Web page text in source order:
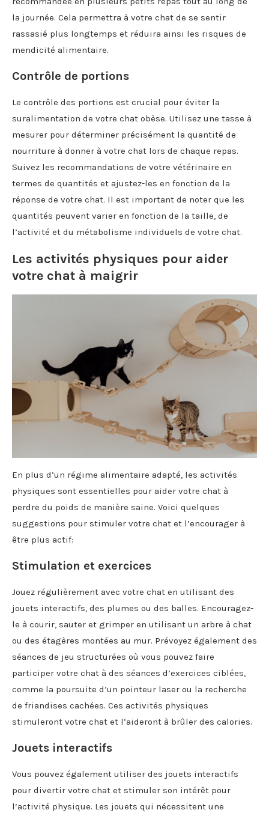
la journée. Cela permettra à votre chat de se sentir
rassasié plus longtemps et réduira ainsi les risques de
mendicité alimentaire.
Contrôle de portions
Le contrôle des portions est crucial pour éviter la
suralimentation de votre chat obèse. Utilisez une tasse à
mesurer pour déterminer précisément la quantité de
nourriture à donner à votre chat lors de chaque repas.
Suivez les recommandations de votre vétérinaire en
termes de quantités et ajustez-les en fonction de la
réponse de votre chat. Il est important de noter que les
quantités peuvent varier en fonction de la taille, de
l’activité et du métabolisme individuels de votre chat.
Les activités physiques pour aider
votre chat à maigrir
En plus d’un régime alimentaire adapté, les activités
physiques sont essentielles pour aider votre chat à
perdre du poids de manière saine. Voici quelques
suggestions pour stimuler votre chat et l’encourager à
être plus actif:
Stimulation et exercices
Jouez régulièrement avec votre chat en utilisant des
jouets interactifs, des plumes ou des balles. Encouragez-
le à courir, sauter et grimper en utilisant un arbre à chat
ou des étagères montées au mur. Prévoyez également des
séances de jeu structurées où vous pouvez faire
participer votre chat à des séances d’exercices ciblées,
comme la poursuite d’un pointeur laser ou la recherche
de friandises cachées. Ces activités physiques
stimuleront votre chat et l’aideront à brûler des calories.
Jouets interactifs
Vous pouvez également utiliser des jouets interactifs
pour divertir votre chat et stimuler son intérêt pour
l’activité physique. Les jouets qui nécessitent une